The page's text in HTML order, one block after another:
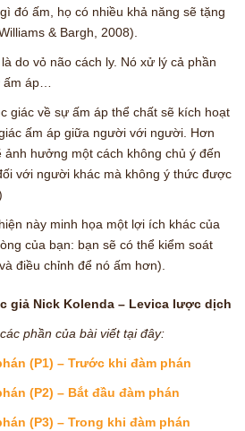
đó ấm, họ có nhiều khả năng sẽ tặng
& Bargh, 2008).
do vỏ não cách ly. Nó xử lý cả phần
áp…
giác về sự ấm áp thể chất sẽ kích hoạt
ấm áp giữa người với người. Hơn
ảnh hưởng một cách không chủ ý đến
với người khác mà không ý thức được
này minh họa một lợi ích khác của
của bạn: bạn sẽ có thể kiểm soát
điều chỉnh để nó ấm hơn).
giả Nick Kolenda – Levica lược dịch
phần của bài viết tại đây:
(P1) – Trước khi đàm phán
(P2) – Bắt đầu đàm phán
(P3) – Trong khi đàm phán